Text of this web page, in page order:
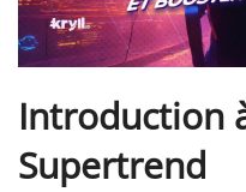
Introduction
Supertrend